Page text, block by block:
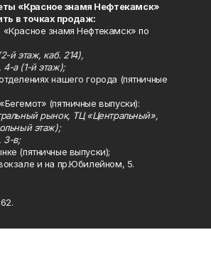
«Красное знамя Нефтекамск»
в точках продаж:
«Красное знамя Нефтекамск» по
й этаж, каб. 214),
4-а (1-й этаж);
нашего города (пятничные
(пятничные выпуски):
рынок, ТЦ «Центральный»,
этаж);
3-в;
(пятничные выпуски);
и на пр.Юбилейном, 5.